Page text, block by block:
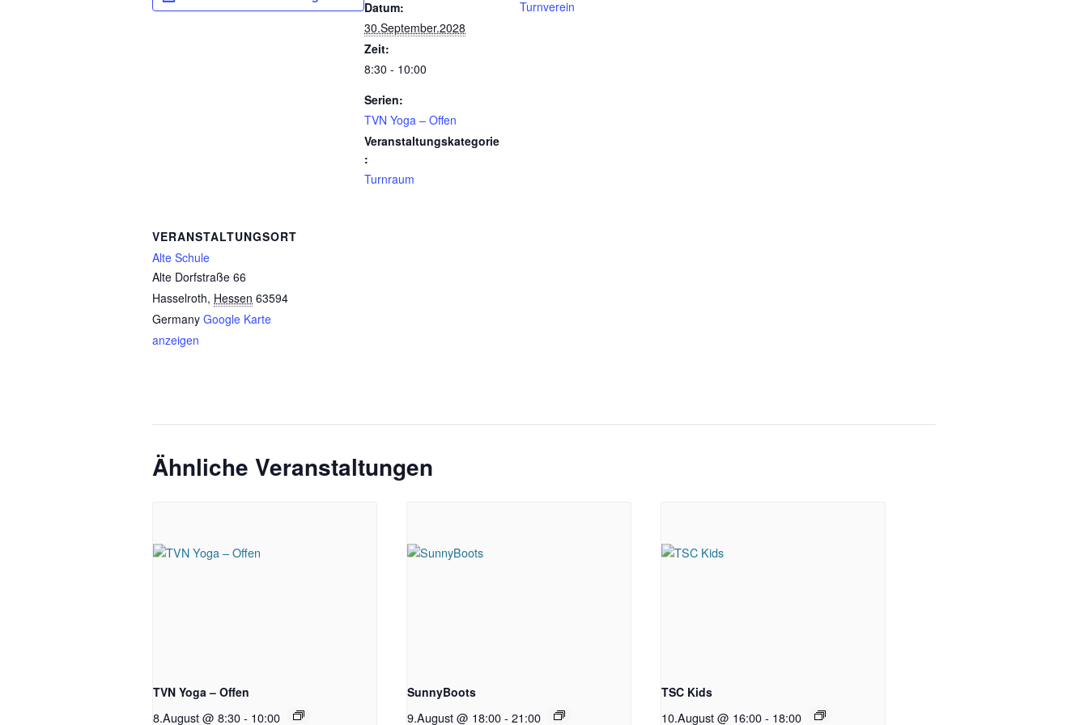
Datum:
30.September.2028
Zeit:
8:30 - 10:00
Serien:
TVN Yoga – Offen
Veranstaltungskategorie
:
Turnraum
Turnverein
VERANSTALTUNGSORT
Alte Schule
Alte Dorfstraße 66
Hasselroth, Hessen 63594
Germany Google Karte
anzeigen
Ähnliche Veranstaltungen
TVN Yoga – Offen
8.August @ 8:30- 10:00
SunnyBoots
9.August @ 18:00- 21:00
TSC Kids
10.August @ 16:00- 18:00